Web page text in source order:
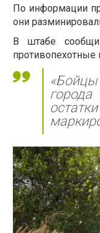
По информации
они
В штабе